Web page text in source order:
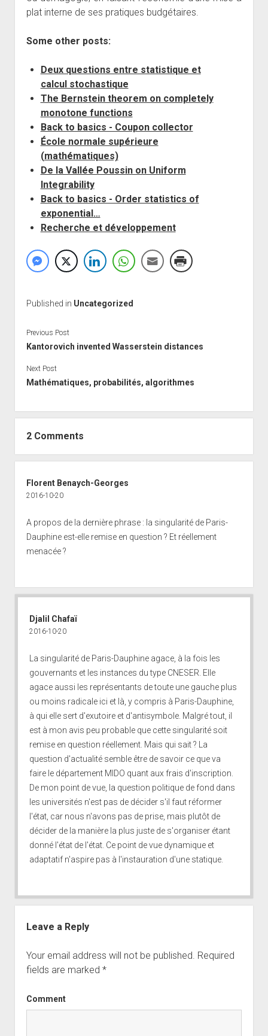
plat interne de ses pratiques budgétaires.
Some other posts:
Deux questions entre statistique et
calcul stochastique
The Bernstein theorem on completely
monotone functions
Back to basics - Coupon collector
École normale supérieure
(mathématiques)
De la Vallée Poussin on Uniform
Integrability
Back to basics - Order statistics of
exponential…
Recherche et développement
Published in Uncategorized
Previous Post
Kantorovich invented Wasserstein distances
Next Post
Mathématiques, probabilités, algorithmes
2 Comments
Florent Benaych-Georges
2016-10-20
A propos de la dernière phrase : la singularité de Paris-
Dauphine est-elle remise en question ? Et réellement
menacée ?
Djalil Chafaï
2016-10-20
La singularité de Paris-Dauphine agace, à la fois les
gouvernants et les instances du type CNESER . Elle
agace aussi les représentants de toute une gauche plus
ou moins radicale ici et là, y compris à Paris-Dauphine,
à qui elle sert d'exutoire et d'antisymbole. Malgré tout, il
est à mon avis peu probable que cette singularité soit
remise en question réellement. Mais qui sait ? La
question d'actualité semble être de savoir ce que va
faire le département MIDO quant aux frais d'inscription.
De mon point de vue, la question politique de fond dans
les universités n'est pas de décider s'il faut réformer
l'état, car nous n'avons pas de prise, mais plutôt de
décider de la manière la plus juste de s'organiser étant
donné l'état de l'état. Ce point de vue dynamique et
adaptatif n'aspire pas à l'instauration d'une statique.
Leave a Reply
Your email address will not be published. Required
fields are marked *
Comment